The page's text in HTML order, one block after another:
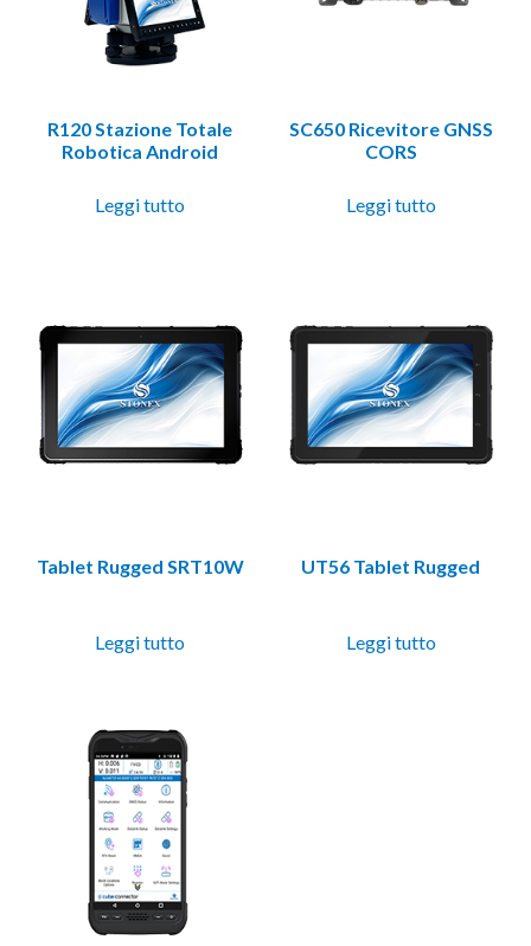
R120 Stazione Totale
Robotica Android
Leggi tutto
SC650 Ricevitore GNSS
CORS
Leggi tutto
Tablet Rugged SRT10W
Leggi tutto
UT56 Tablet Rugged
Leggi tutto